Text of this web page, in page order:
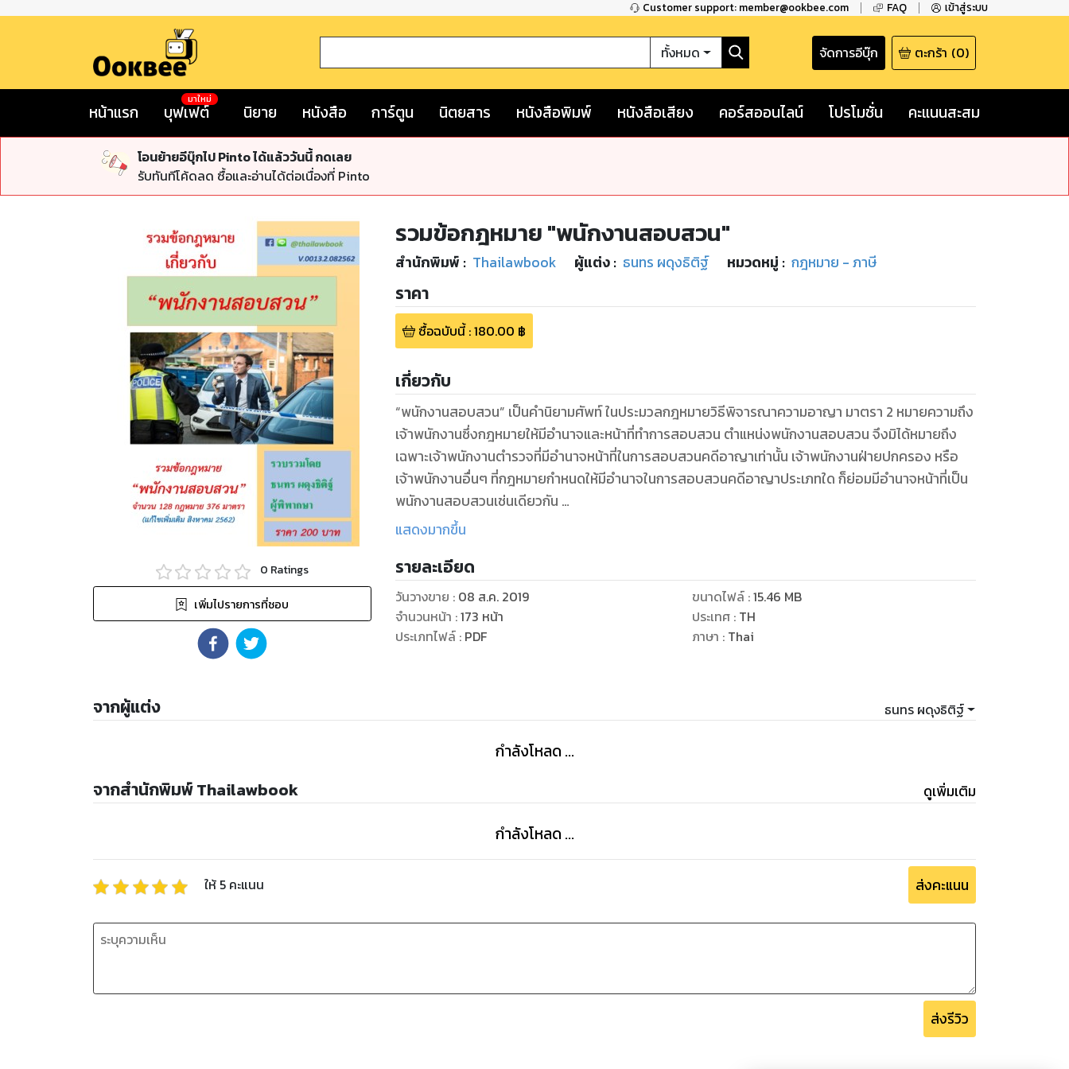
Customer support: member@ookbee.com FAQ เข้าสู่ระบบ
ทั้งหมด จัดการอีบุ๊ก ตะกร้า (0)
หน้าแรก บุฟเฟต์
มาใหม่
นิยาย หนังสือ การ์ตูน นิตยสาร หนังสือพิมพ์ หนังสือเสียง คอร์สออนไลน์ โปรโมชั่น คะแนนสะสม
โอนย้ายอีบุ๊กไป Pinto ได้แล้ววันนี้ กดเลย
รับทันทีโค้ดลด ซื้อและอ่านได้ต่อเนื่องที่ Pinto
0 Ratings
เพิ่มไปรายการที่ชอบ
รวมข้อกฎหมาย "พนักงานสอบสวน"
สำนักพิมพ์ : Thailawbook ผู้แต่ง : ธนทร ผดุงธิติฐ์ หมวดหมู่ : กฎหมาย - ภาษี
ราคา
ซื้อฉบับนี้:180.00 ฿
เกี่ยวกับ
“พนักงานสอบสวน” เป็นคำนิยามศัพท์ ในประมวลกฎหมายวิธีพิจารณาความอาญา มาตรา 2 หมายความถึง
เจ้าพนักงานซึ่งกฎหมายให้มีอำนาจและหน้าที่ทำการสอบสวน ตำแหน่งพนักงานสอบสวน จึงมิได้หมายถึง
เฉพาะเจ้าพนักงานตำรวจที่มีอำนาจหน้าที่ในการสอบสวนคดีอาญาเท่านั้น เจ้าพนักงานฝ่ายปกครอง หรือ
เจ้าพนักงานอื่นๆ ที่กฎหมายกำหนดให้มีอำนาจในการสอบสวนคดีอาญาประเภทใด ก็ย่อมมีอำนาจหน้าที่เป็น
พนักงานสอบสวนเช่นเดียวกัน
ในปัจจุบันมีกฎหมายที่บัญญัติเกี่ยวกับ “พนักงานสอบสวน” เป็นจำนวนมากถึง 128 ฉบับ 376 มาตรา ผู้เขียน
เล่มนี้ เพื่อให้ผู้ที่สนใจได้ศึกษาเกี่ยวกับมาตรการทางกฎหมายดังกล่าวโดยสะดวก รวดเร็วต่อไป
แสดงมากขึ้น
รายละเอียด
วันวางขาย : 08 ส.ค. 2019
จำนวนหน้า :173 หน้า
ประเภทไฟล์: PDF
ขนาดไฟล์:15.46 MB
ประเทศ : TH
ภาษา : Thai
จากผู้แต่ง ธนทร ผดุงธิติฐ์
กำลังโหลด ...
จากสำนักพิมพ์ Thailawbook ดูเพิ่มเติม
กำลังโหลด ...
ให้ 5 คะแนน ส่งคะแนน
ส่งรีวิว